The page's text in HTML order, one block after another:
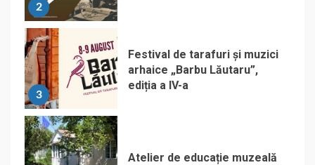
2
3
Festival de tarafuri și muzici
arhaice „Barbu Lăutaru”,
ediția a IV-a
Atelier de educație muzeală